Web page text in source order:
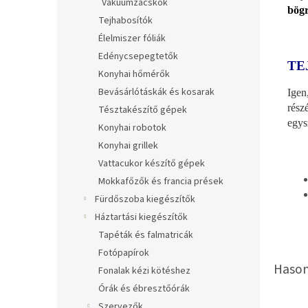
Vákuumzacskók
Tejhabosítók
Élelmiszer fóliák
Edénycsepegtetők
Konyhai hőmérők
Bevásárlótáskák és kosarak
Tésztakészítő gépek
Konyhai robotok
Konyhai grillek
Vattacukor készítő gépek
Mokkafőzők és francia prések
Fürdőszoba kiegészítők
Háztartási kiegészítők
Tapéták és falmatricák
Fotópapírok
Fonalak kézi kötéshez
Órák és ébresztőórák